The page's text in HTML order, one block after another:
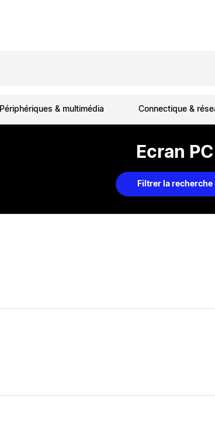
Périphériques & multimédia Connectique &
Ecran PC
Filtrer la recherche